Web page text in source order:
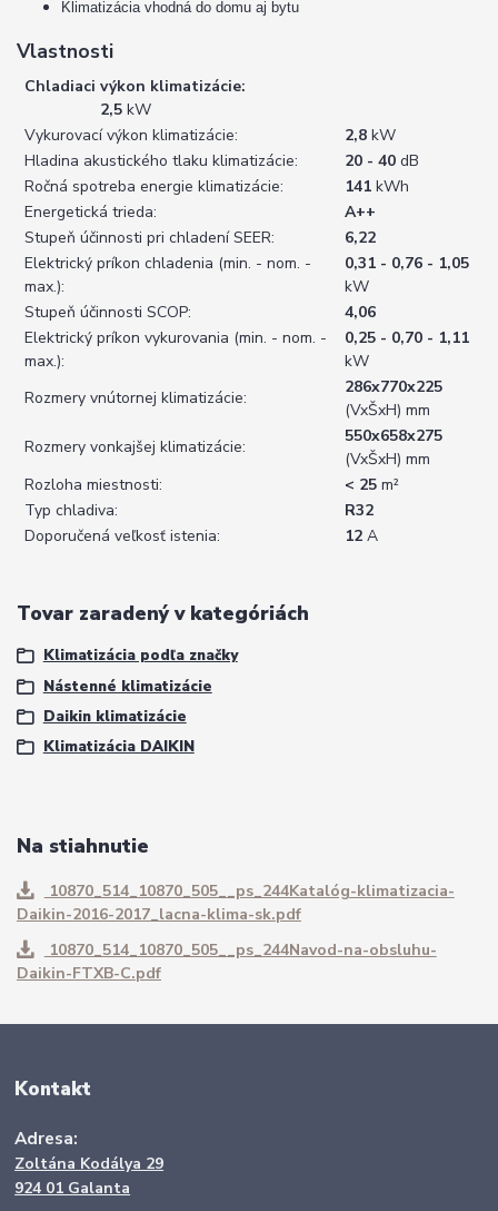
Klimatizácia vhodná do domu aj bytu
Vlastnosti
Chladiaci výkon klimatizácie:
2,5 kW
Vykurovací výkon klimatizácie:
2,8 kW
Hladina akustického tlaku klimatizácie:
20 - 40 dB
Ročná spotreba energie klimatizácie:
141 kWh
Energetická trieda:
A++
Stupeň účinnosti pri chladení SEER:
6,22
Elektrický príkon chladenia (min. - nom. -
max.):
0,31 - 0,76 - 1,05
kW
Stupeň účinnosti SCOP:
4,06
Elektrický príkon vykurovania (min. - nom. -
max.):
0,25 - 0,70 - 1,11
kW
Rozmery vnútornej klimatizácie:
286x770x225
(VxŠxH) mm
Rozmery vonkajšej klimatizácie:
550x658x275
(VxŠxH) mm
Rozloha miestnosti:
< 25 m²
Typ chladiva:
R32
Doporučená veľkosť istenia:
12 A
Tovar zaradený v kategóriách
Klimatizácia podľa značky
Nástenné klimatizácie
Daikin klimatizácie
Klimatizácia DAIKIN
Na stiahnutie
10870_514_10870_505__ps_244Katalóg-klimatizacia-
Daikin-2016-2017_lacna-klima-sk.pdf
10870_514_10870_505__ps_244Navod-na-obsluhu-
Daikin-FTXB-C.pdf
Kontakt
Adresa:
Zoltána Kodálya 29
924 01 Galanta